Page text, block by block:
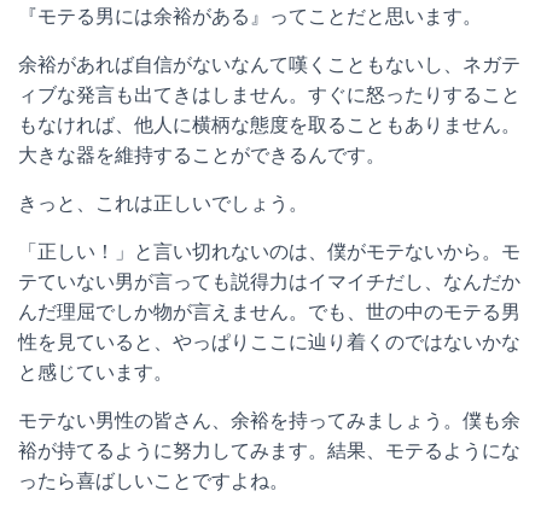
『モテる男には余裕がある』ってことだと思います。
余裕があれば自信がないなんて嘆くこともないし、ネガテ
ィブな発言も出てきはしません。すぐに怒ったりすること
もなければ、他人に横柄な態度を取ることもありません。
大きな器を維持することができるんです。
きっと、これは正しいでしょう。
「正しい！」と言い切れないのは、僕がモテないから。モ
テていない男が言っても説得力はイマイチだし、なんだか
んだ理屈でしか物が言えません。でも、世の中のモテる男
性を見ていると、やっぱりここに辿り着くのではないかな
と感じています。
モテない男性の皆さん、余裕を持ってみましょう。僕も余
裕が持てるように努力してみます。結果、モテるようにな
ったら喜ばしいことですよね。